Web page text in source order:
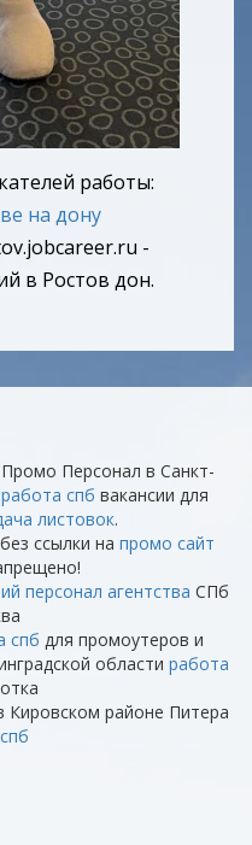
работы:
на дону
-
в Ростов дон.
Персонал в Санкт-
работа спб вакансии для
листовок.
ссылки на промо сайт
персонал агентства СПб
спб для промоутеров и
области работа
Кировском районе Питера